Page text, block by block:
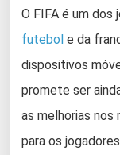
O FIFA é um dos
futebol e da
dispositivos
promete ser
as melhorias
para os